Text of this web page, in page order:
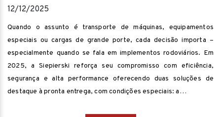
12/12/2025
Quando o assunto é transporte de máquinas, equipamentos
especiais ou cargas de grande porte, cada decisão importa –
especialmente quando se fala em implementos rodoviários. Em
2025, a Siepierski reforça seu compromisso com eficiência,
segurança e alta performance oferecendo duas soluções de
destaque à pronta entrega, com condições especiais: a…